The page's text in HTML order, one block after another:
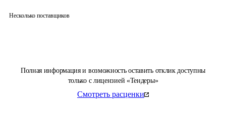
Полная информация и возможность оставить отклик доступны
только с лицензией «Тендеры»
Смотреть расценки
Несколько поставщиков